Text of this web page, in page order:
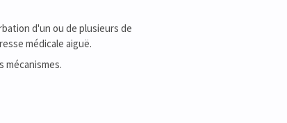
d'un ou de plusieurs de
médicale aiguë.